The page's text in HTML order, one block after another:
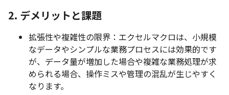
2. デメリットと課題
拡張性や複雑性の限界：エクセルマクロは、小規模
なデータやシンプルな業務プロセスには効果的です
が、データ量が増加した場合や複雑な業務処理が求
められる場合、操作ミスや管理の混乱が生じやすく
なります。